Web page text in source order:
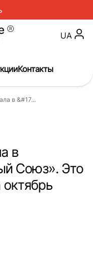
проектов
UA
Контакты
в &#17...
в
Союз». Это
октябрь